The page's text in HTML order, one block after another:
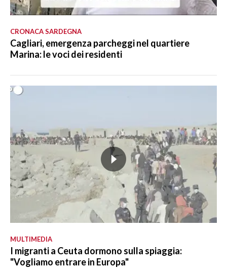
CRONACA SARDEGNA
Cagliari, emergenza parcheggi nel quartiere
Marina: le voci dei residenti
MULTIMEDIA
I migranti a Ceuta dormono sulla spiaggia:
"Vogliamo entrare in Europa"